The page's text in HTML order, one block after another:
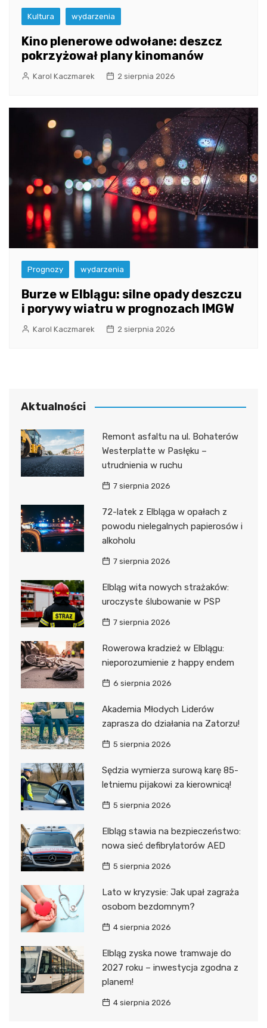
Kultura wydarzenia
Kino plenerowe odwołane: deszcz
pokrzyżował plany kinomanów
Karol Kaczmarek 2 sierpnia 2026
Prognozy wydarzenia
Burze w Elblągu: silne opady deszczu
i porywy wiatru w prognozach IMGW
Karol Kaczmarek 2 sierpnia 2026
Aktualności
Remont asfaltu na ul. Bohaterów
Westerplatte w Pasłęku –
utrudnienia w ruchu
7 sierpnia 2026
72-latek z Elbląga w opałach z
powodu nielegalnych papierosów i
alkoholu
7 sierpnia 2026
Elbląg wita nowych strażaków:
uroczyste ślubowanie w PSP
7 sierpnia 2026
Rowerowa kradzież w Elblągu:
nieporozumienie z happy endem
6 sierpnia 2026
Akademia Młodych Liderów
zaprasza do działania na Zatorzu!
5 sierpnia 2026
Sędzia wymierza surową karę 85-
letniemu pijakowi za kierownicą!
5 sierpnia 2026
Elbląg stawia na bezpieczeństwo:
nowa sieć defibrylatorów AED
5 sierpnia 2026
Lato w kryzysie: Jak upał zagraża
osobom bezdomnym?
4 sierpnia 2026
Elbląg zyska nowe tramwaje do
2027 roku – inwestycja zgodna z
planem!
4 sierpnia 2026